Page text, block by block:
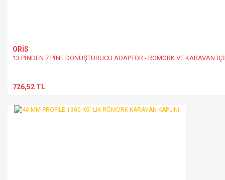
ORİS
13 PİNDEN 7 PİNE DÖNÜŞTÜRÜCÜ ADAPTÖR - RÖMORK VE KARAVAN
726,52 TL